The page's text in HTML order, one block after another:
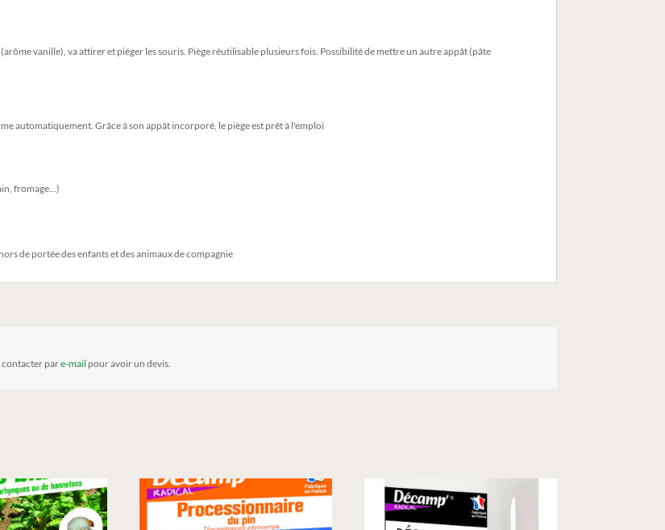
vanille), va attirer et piéger les souris. Piège réutilisable plusieurs fois. Possibilité de mettre un autre appât (pâte
automatiquement. Grâce à son appât incorporé, le piège est prêt à l'emploi
fromage...)
de portée des enfants et des animaux de compagnie
contacter pare-mail pour avoir un devis.